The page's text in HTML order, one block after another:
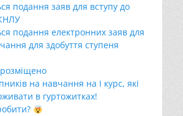
подання заяв для вступу до
подання електронних заяв для
для здобуття ступеня
розміщено
на навчання на І курс, які
в гуртожитках!